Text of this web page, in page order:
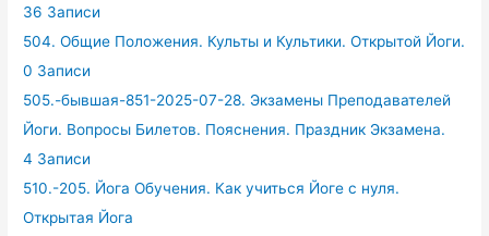
36 Записи
504. Общие Положения. Культы и Культики. Открытой Йоги.
0 Записи
505.-бывшая-851-2025-07-28. Экзамены Преподавателей
Йоги. Вопросы Билетов. Пояснения. Праздник Экзамена.
4 Записи
510.-205. Йога Обучения. Как учиться Йоге с нуля.
Открытая Йога